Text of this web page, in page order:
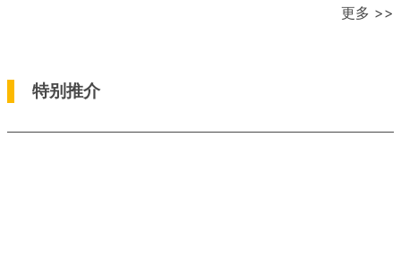
更多 >>
特别推介